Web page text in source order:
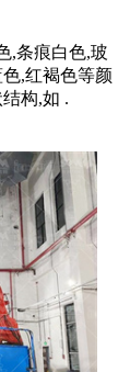
,条痕白色,玻
,红褐色等颜
构,如 .